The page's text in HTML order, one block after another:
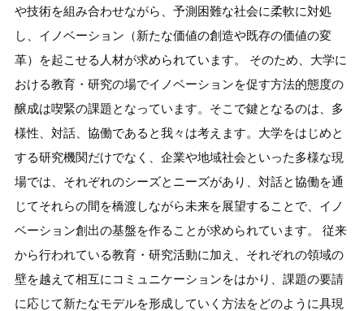
や技術を組み合わせながら、予測困難な社会に柔軟に対処
し、イノベーション（新たな価値の創造や既存の価値の変
革）を起こせる人材が求められています。 そのため、大学に
おける教育・研究の場でイノベーションを促す方法的態度の
醸成は喫緊の課題となっています。そこで鍵となるのは、多
様性、対話、協働であると我々は考えます。大学をはじめと
する研究機関だけでなく、企業や地域社会といった多様な現
場では、それぞれのシーズとニーズがあり、対話と協働を通
じてそれらの間を橋渡しながら未来を展望することで、イノ
ベーション創出の基盤を作ることが求められています。 従来
から行われている教育・研究活動に加え、それぞれの領域の
壁を越えて相互にコミュニケーションをはかり、課題の要請
に応じて新たなモデルを形成していく方法をどのように具現